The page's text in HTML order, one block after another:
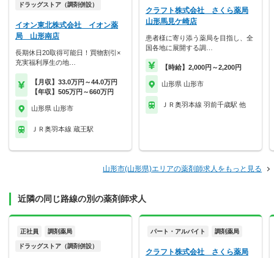
ドラッグストア（調剤併設）
イオン東北株式会社 イオン薬
局 山形南店
長期休日20取得可能日！買物割引×
充実福利厚生の地…
【月収】33.0万円～44.0万円
【年収】505万円～660万円
山形県 山形市
ＪＲ奥羽本線 蔵王駅
クラフト株式会社 さくら薬局
山形馬見ケ崎店
患者様に寄り添う薬局を目指し、全
国各地に展開する調…
【時給】2,000円～2,200円
山形県 山形市
ＪＲ奥羽本線 羽前千歳駅 他
山形市(山形県)エリアの薬剤師求人をもっと見る
近隣の同じ路線の別の薬剤師求人
正社員 調剤薬局
ドラッグストア（調剤併設）
パート・アルバイト 調剤薬局
クラフト株式会社 さくら薬局